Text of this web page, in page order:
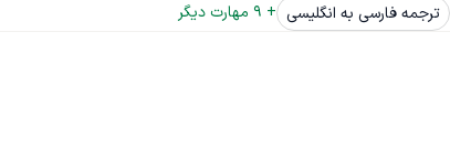
ترجمه فارسی به انگلیسی +
9 مهارت دیگر